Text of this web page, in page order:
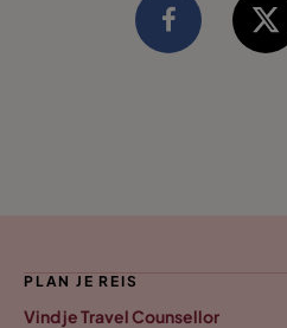
PLAN JE REIS
Vind je Travel Counsellor